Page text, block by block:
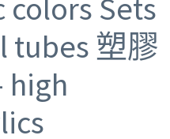
colors Sets
tubes 塑膠
high